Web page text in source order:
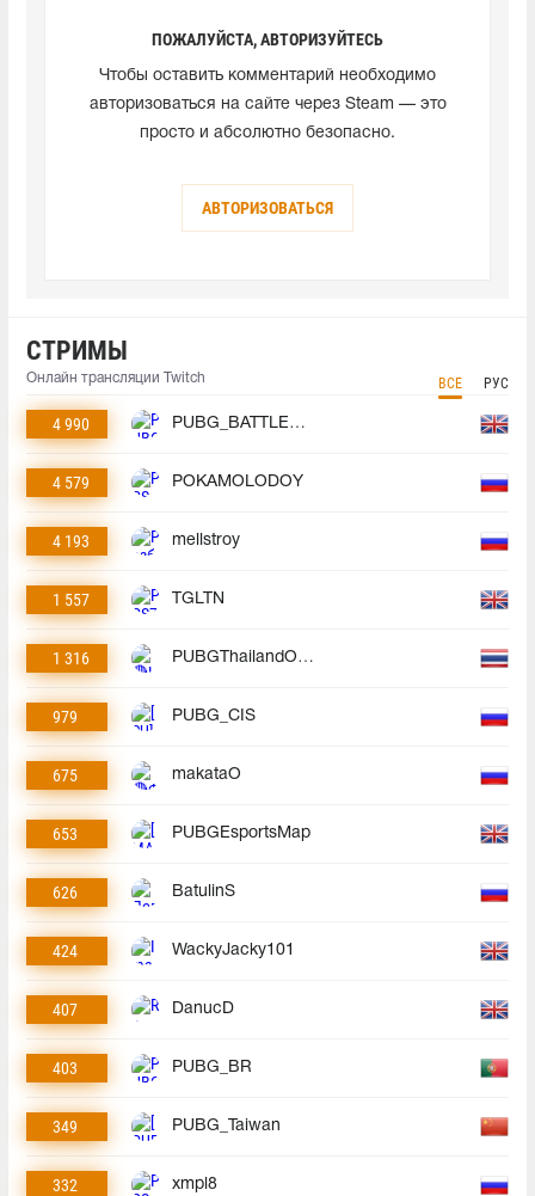
ПОЖАЛУЙСТА, АВТОРИЗУЙТЕСЬ
Чтобы оставить комментарий необходимо
авторизоваться на сайте через Steam — это
просто и абсолютно безопасно.
АВТОРИЗОВАТЬСЯ
СТРИМЫ
Онлайн трансляции Twitch ВСЕ РУС
4 990 PUBG_BATTLEGROUNDS
4 579 POKAMOLODOY
4 193 mellstroy
1 557 TGLTN
1 316 PUBGThailandOfficial
979 PUBG_CIS
675 makataO
653 PUBGEsportsMap
626 BatulinS
424 WackyJacky101
407 DanucD
403 PUBG_BR
349 PUBG_Taiwan
332 xmpl8